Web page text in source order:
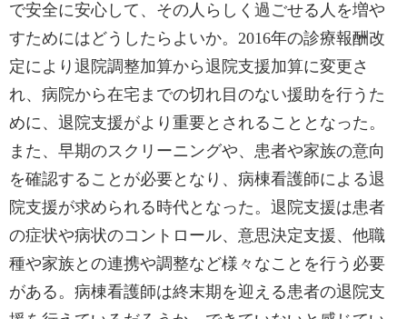
で安全に安心して、その人らしく過ごせる人を増や
すためにはどうしたらよいか。2016年の診療報酬改
定により退院調整加算から退院支援加算に変更さ
れ、病院から在宅までの切れ目のない援助を行うた
めに、退院支援がより重要とされることとなった。
また、早期のスクリーニングや、患者や家族の意向
を確認することが必要となり、病棟看護師による退
院支援が求められる時代となった。退院支援は患者
の症状や病状のコントロール、意思決定支援、他職
種や家族との連携や調整など様々なことを行う必要
がある。病棟看護師は終末期を迎える患者の退院支